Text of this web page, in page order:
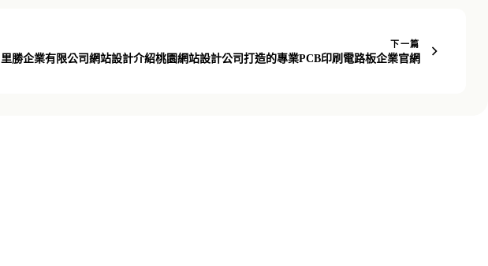
下一篇
里勝企業有限公司網站設計介紹桃園網站設計公司打造的專業PCB印刷電路板企業官網